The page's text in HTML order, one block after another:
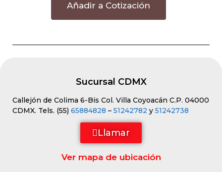
Añadir a Cotización
Sucursal CDMX
Callejón de Colima 6-Bis Col. Villa Coyoacán C.P. 04000
CDMX. Tels. (55) 65884828 – 51242782 y 51242738
Llamar
Ver mapa de ubicación